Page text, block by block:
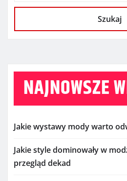
Szukaj
NAJNOWSZE
Jakie wystawy mody warto
Jakie style dominowały w
przegląd dekad